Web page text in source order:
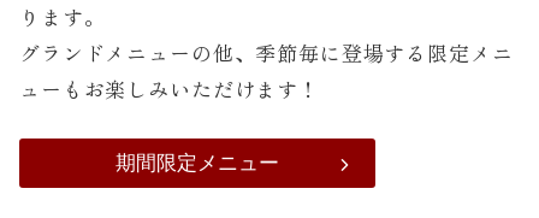
ります。
グランドメニューの他、季節毎に登場する限定メニ
ューもお楽しみいただけます！
期間限定メニュー